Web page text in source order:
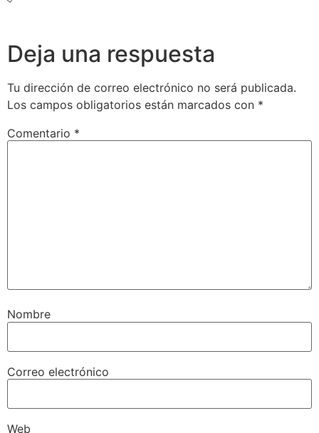
Deja una respuesta
Tu dirección de correo electrónico no será publicada.
Los campos obligatorios están marcados con *
Comentario *
Nombre
Correo electrónico
Web